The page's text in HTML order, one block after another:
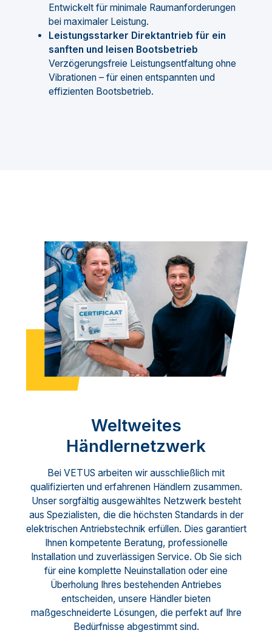
Entwickelt für minimale Raumanforderungen
bei maximaler Leistung.
Leistungsstarker Direktantrieb für ein
sanften und leisen Bootsbetrieb
Verzögerungsfreie Leistungsentfaltung ohne
Vibrationen – für einen entspannten und
effizienten Bootsbetrieb.
Weltweites
Händlernetzwerk
Bei VETUS arbeiten wir ausschließlich mit
qualifizierten und erfahrenen Händlern zusammen.
Unser sorgfältig ausgewähltes Netzwerk besteht
aus Spezialisten, die die höchsten Standards in der
elektrischen Antriebstechnik erfüllen. Dies garantiert
Ihnen kompetente Beratung, professionelle
Installation und zuverlässigen Service. Ob Sie sich
für eine komplette Neuinstallation oder eine
Überholung Ihres bestehenden Antriebes
entscheiden, unsere Händler bieten
maßgeschneiderte Lösungen, die perfekt auf Ihre
Bedürfnisse abgestimmt sind.